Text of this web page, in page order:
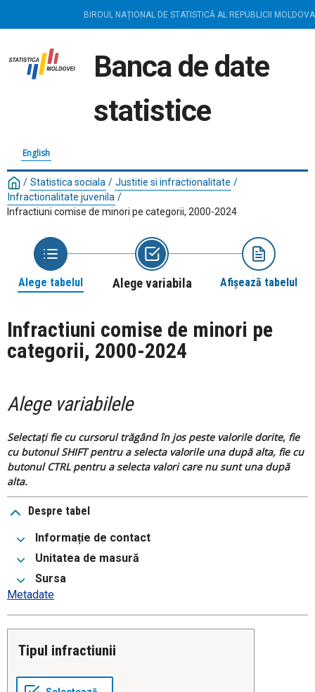
BIROUL NAȚIONAL DE STATISTICĂ AL REPUBLICII MOLDOVA
Banca de date
statistice
English
/ Statistica sociala / Justitie si infractionalitate /
Infractionalitate juvenila /
Infractiuni comise de minori pe categorii, 2000-2024
Alege tabelul Alege variabila Afișează tabelul
Infractiuni comise de minori pe
categorii, 2000-2024
Alege variabilele
Selectați fie cu cursorul trăgând în jos peste valorile dorite, fie
cu butonul SHIFT pentru a selecta valorile una după alta, fie cu
butonul CTRL pentru a selecta valori care nu sunt una după
alta.
Despre tabel
Informație de contact
Unitatea de masură
Sursa
Metadate
Tipul infractiunii